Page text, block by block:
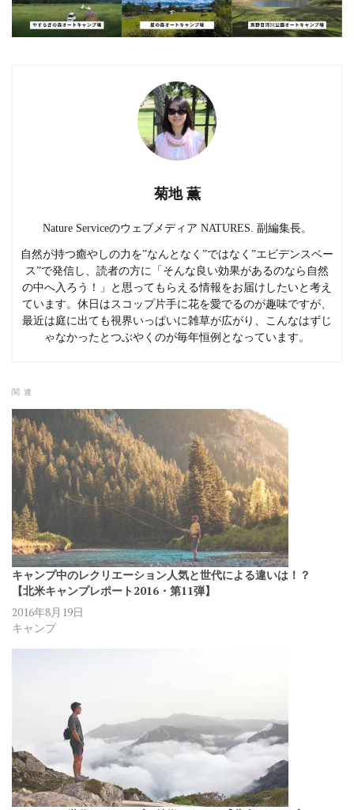
菊地 薫
Nature Serviceのウェブメディア NATURES. 副編集長。
自然が持つ癒やしの力を”なんとなく”ではなく”エビデンスベー
ス”で発信し、読者の方に「そんな良い効果があるのなら自然
の中へ入ろう！」と思ってもらえる情報をお届けしたいと考え
ています。休日はスコップ片手に花を愛でるのが趣味ですが、
最近は庭に出ても視界いっぱいに雑草が広がり、こんなはずじ
ゃなかったとつぶやくのが毎年恒例となっています。
関連
キャンプ中のレクリエーション人気と世代による違いは！？
【北米キャンプレポート2016・第11弾】
2016年8月19日
キャンプ